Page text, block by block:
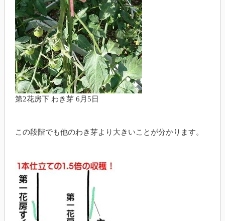
第2花房下 わき芽 6月5日
この段階でも他のわき芽より大きいことが分かります。